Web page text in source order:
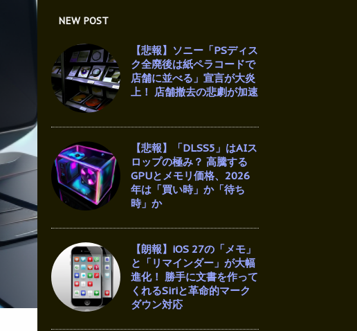
NEW POST
【悲報】ソニー「PSディス
ク全廃後は紙ペラコードで
店舗に並べる」宣言が大炎
上！ 店舗撤去の悲劇が加速
【悲報】「DLSS5」はAIス
ロップの極み？ 高騰する
GPUとメモリ価格、2026
年は「買い時」か「待ち
時」か
【朗報】iOS 27の「メモ」
と「リマインダー」が大幅
進化！ 勝手に文書を作って
くれるSiriと革命的マーク
ダウン対応